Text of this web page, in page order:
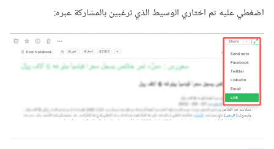
اضغطي عليه ثم اختاري الوسيط الذي ترغبين بالمشاركة عبره: